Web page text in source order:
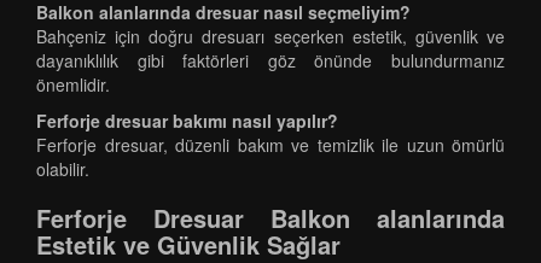
Balkon alanlarında dresuar nasıl seçmeliyim?
Bahçeniz için doğru dresuarı seçerken estetik, güvenlik ve
dayanıklılık gibi faktörleri göz önünde bulundurmanız
önemlidir.
Ferforje dresuar bakımı nasıl yapılır?
Ferforje dresuar, düzenli bakım ve temizlik ile uzun ömürlü
olabilir.
Ferforje Dresuar Balkon alanlarında
Estetik ve Güvenlik Sağlar